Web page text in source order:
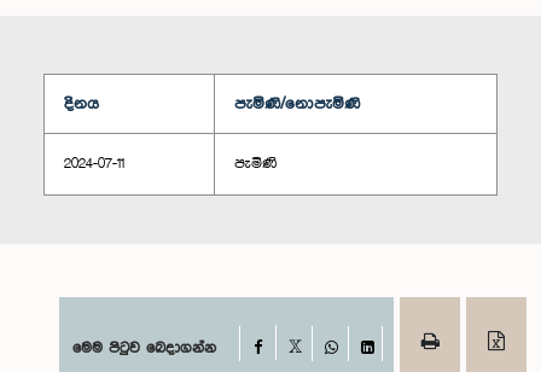
දිනය පැමිණි/නොපැමිණි
2024-07-11 පැමිණි
මෙම පිටුව බෙදාගන්න Facebook
WhatsAppLinkedIn